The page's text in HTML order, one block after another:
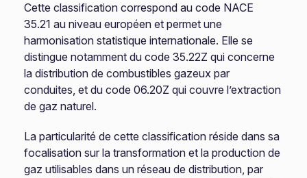
Cette classification correspond au code NACE
35.21 au niveau européen et permet une
harmonisation statistique internationale. Elle se
distingue notamment du code 35.22Z qui concerne
la distribution de combustibles gazeux par
conduites, et du code 06.20Z qui couvre l’extraction
de gaz naturel.
La particularité de cette classification réside dans sa
focalisation sur la transformation et la production de
gaz utilisables dans un réseau de distribution, par